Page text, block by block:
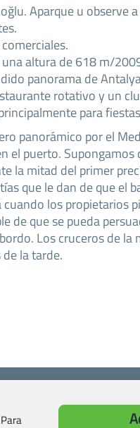
Aparque u observe
altura de 618 m/
panorama de
rotativo y un
para
panorámico por el
el puerto. Supongamos
la mitad del primer
que le dan de que el
los propietarios
de que se pueda
Los cruceros de la
la tarde.